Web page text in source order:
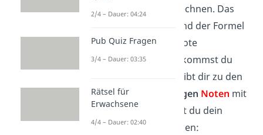
nur glatte Noten umrechnen. Das
heißt, du kannst anhand der Formel
kein + oder –deiner Note
umwandeln. Dafür bekommst du
. Sie gibt dir zu den
Punkten die zugehörigen Noten mit
+ und –an. Hier kannst du dein
Ergebnis einfach ablesen:
2/4 – Dauer: 04:24
Pub Quiz Fragen
3/4 – Dauer: 03:35
Rätsel für
Erwachsene
4/4 – Dauer: 02:40